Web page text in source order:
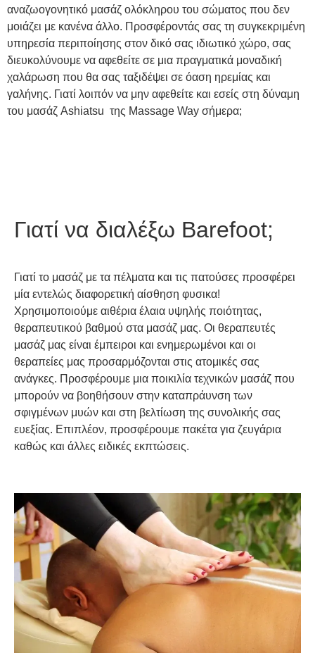
αναζωογονητικό μασάζ ολόκληρου του σώματος που δεν
μοιάζει με κανένα άλλο. Προσφέροντάς σας τη συγκεκριμένη
υπηρεσία περιποίησης στον δικό σας ιδιωτικό χώρο, σας
διευκολύνουμε να αφεθείτε σε μια πραγματικά μοναδική
χαλάρωση που θα σας ταξιδέψει σε όαση ηρεμίας και
γαλήνης. Γιατί λοιπόν να μην αφεθείτε και εσείς στη δύναμη
του μασάζ Ashiatsu της Massage Way σήμερα;
Γιατί να διαλέξω Barefoot;
Γιατί το μασάζ με τα πέλματα και τις πατούσες προσφέρει
μία εντελώς διαφορετική αίσθηση φυσικα!
Χρησιμοποιούμε αιθέρια έλαια υψηλής ποιότητας,
θεραπευτικού βαθμού στα μασάζ μας. Οι θεραπευτές
μασάζ μας είναι έμπειροι και ενημερωμένοι και οι
θεραπείες μας προσαρμόζονται στις ατομικές σας
ανάγκες. Προσφέρουμε μια ποικιλία τεχνικών μασάζ που
μπορούν να βοηθήσουν στην καταπράυνση των
σφιγμένων μυών και στη βελτίωση της συνολικής σας
ευεξίας. Επιπλέον, προσφέρουμε πακέτα για ζευγάρια
καθώς και άλλες ειδικές εκπτώσεις.